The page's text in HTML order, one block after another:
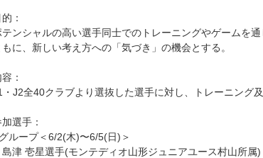
的：
テンシャルの高い選手同士でのトレーニングやゲームを
もに、新しい考え方への「気づき」の機会とする。
：
・J2全40クラブより選抜した選手に対し、トレーニング
選手：
ループ＜6/2(木)〜6/5(日)＞
津 壱星選手(モンテディオ山形ジュニアユース村山所属)